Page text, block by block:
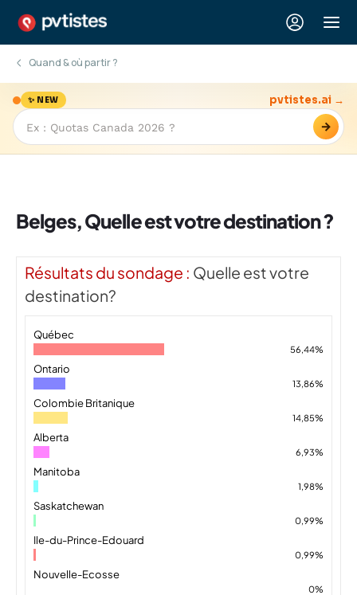
Quand & où partir ?
✨ NEW
→
pvtistes.ai →
Belges, Quelle est votre destination ?
Résultats du sondage : Quelle est votre
destination?
Québec
56,44%
Ontario
13,86%
Colombie Britanique
14,85%
Alberta
6,93%
Manitoba
1,98%
Saskatchewan
0,99%
Ile-du-Prince-Edouard
0,99%
Nouvelle-Ecosse
0%